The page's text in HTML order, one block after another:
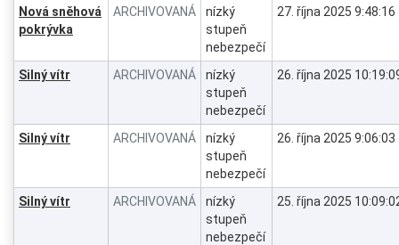
Nová sněhová
pokrývka
ARCHIVOVANÁ
nízký
stupeň
nebezpečí
27. října 2025 9:48:16
Silný vítr ARCHIVOVANÁ
nízký
stupeň
nebezpečí
26. října 2025
Silný vítr ARCHIVOVANÁ
nízký
stupeň
nebezpečí
26. října 2025 9:06:03
Silný vítr ARCHIVOVANÁ
nízký
stupeň
nebezpečí
25. října 2025